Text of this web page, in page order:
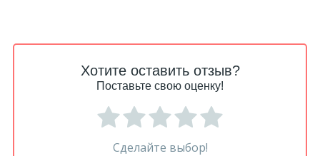
Хотите оставить отзыв?
Поставьте свою оценку!
Сделайте выбор!